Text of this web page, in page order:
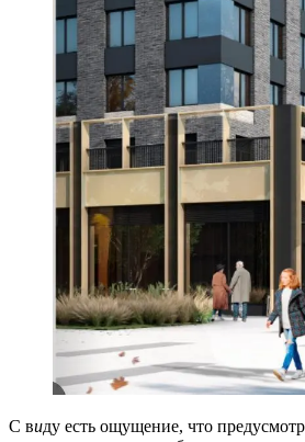
С виду есть ощущение, что